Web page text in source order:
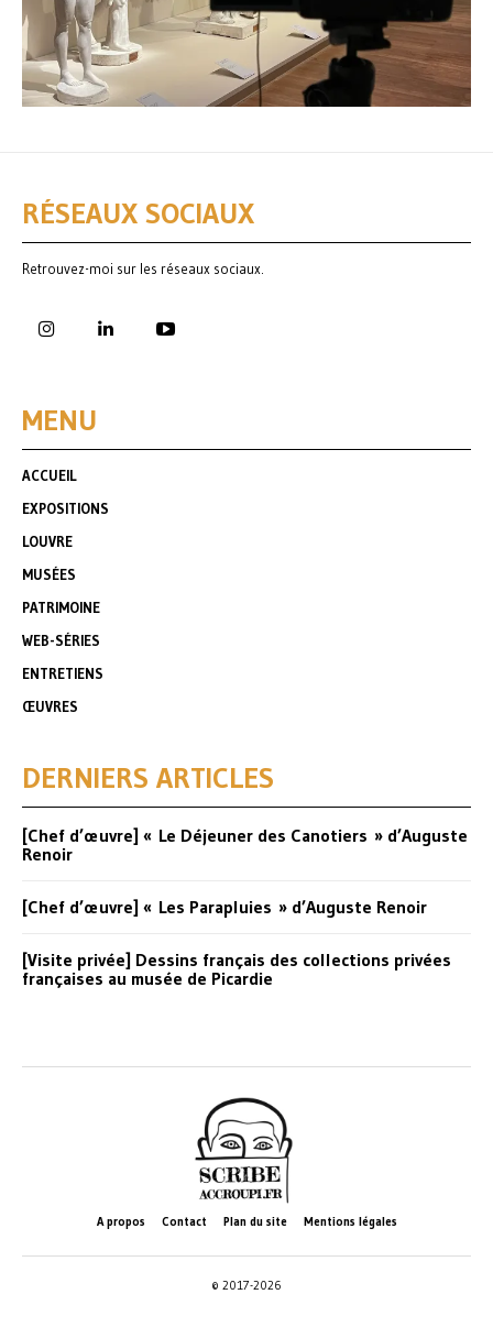
RÉSEAUX SOCIAUX
Retrouvez-moi sur les réseaux sociaux.
MENU
ACCUEIL
EXPOSITIONS
LOUVRE
MUSÉES
PATRIMOINE
WEB-SÉRIES
ENTRETIENS
ŒUVRES
DERNIERS ARTICLES
[Chef d’œuvre] « Le Déjeuner des Canotiers » d’Auguste
Renoir
[Chef d’œuvre] « Les Parapluies » d’Auguste Renoir
[Visite privée] Dessins français des collections privées
françaises au musée de Picardie
A propos Contact Plan du site Mentions légales
© 2017-2026